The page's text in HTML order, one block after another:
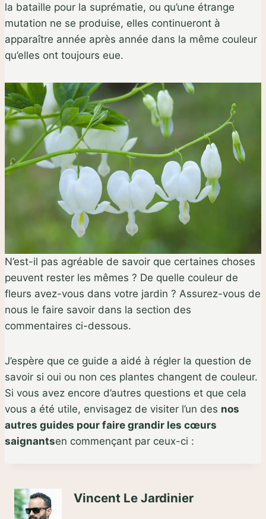
la bataille pour la suprématie, ou qu’une étrange
mutation ne se produise, elles continueront à
apparaître année après année dans la même couleur
qu’elles ont toujours eue.
N’est-il pas agréable de savoir que certaines choses
peuvent rester les mêmes ? De quelle couleur de
fleurs avez-vous dans votre jardin ? Assurez-vous de
nous le faire savoir dans la section des
commentaires ci-dessous.
J’espère que ce guide a aidé à régler la question de
savoir si oui ou non ces plantes changent de couleur.
Si vous avez encore d’autres questions et que cela
vous a été utile, envisagez de visiter l’un des nos
autres guides pour faire grandir les cœurs
saignantsen commençant par ceux-ci :
Vincent Le Jardinier